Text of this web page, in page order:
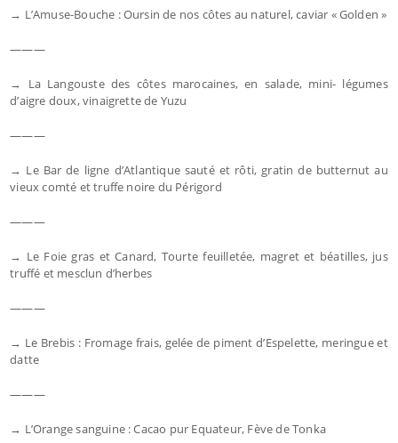
→ L’Amuse-Bouche : Oursin de nos côtes au naturel, caviar « Golden »
———
→ La Langouste des côtes marocaines, en salade, mini- légumes
d’aigre doux, vinaigrette de Yuzu
———
→ Le Bar de ligne d’Atlantique sauté et rôti, gratin de butternut au
vieux comté et truffe noire du Périgord
———
→ Le Foie gras et Canard, Tourte feuilletée, magret et béatilles, jus
truffé et mesclun d’herbes
———
→ Le Brebis : Fromage frais, gelée de piment d’Espelette, meringue et
datte
———
→ L’Orange sanguine : Cacao pur Equateur, Fève de Tonka